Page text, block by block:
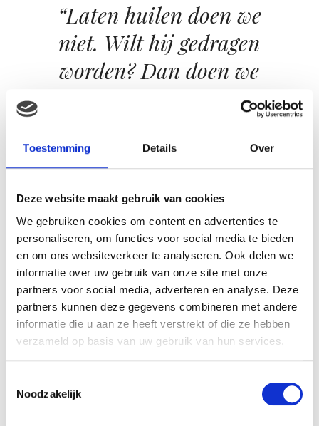
Toestemming Details Over
Deze website maakt gebruik van cookies
We gebruiken cookies om content en advertenties te
personaliseren, om functies voor social media te bieden
en om ons websiteverkeer te analyseren. Ook delen we
informatie over uw gebruik van onze site met onze
partners voor social media, adverteren en analyse. Deze
partners kunnen deze gegevens combineren met andere
informatie die u aan ze heeft verstrekt of die ze hebben
verzameld op basis van uw gebruik van hun services.
Noodzakelijk
“Laten huilen doen we
niet. Wilt hij gedragen
worden? Dan doen we
dat. Mijn schoot is bijna
Laten huilen doen we niet, wilt hij gedragen worden of
continue bezet. Ik voed onze baby op verzoek, dus dat
kan ieder moment van de dag zijn. Geen verplichte
tijden. Want nu ik dit schrijf (23.15 uur) wacht ik op een
voeding, omdat meneer enige tijd pakt om te ontwaken.
En een droomvoeding (drinken tijdens slapen) doet hij
helaas niet. Dus moet peuter lief heel vaak wachten.
Met regelmaat doen we heel creatief en spelen we op
de bank of waar ik dan ook zit.